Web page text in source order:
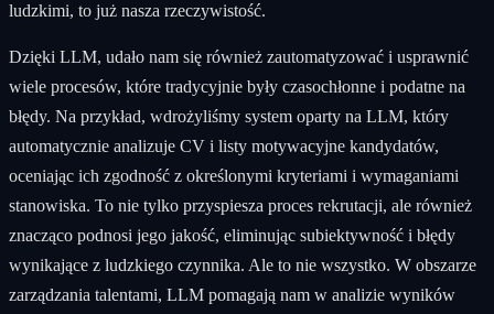
ludzkimi, to już nasza rzeczywistość.
Dzięki LLM, udało nam się również zautomatyzować i usprawnić
wiele procesów, które tradycyjnie były czasochłonne i podatne na
błędy. Na przykład, wdrożyliśmy system oparty na LLM, który
automatycznie analizuje CV i listy motywacyjne kandydatów,
oceniając ich zgodność z określonymi kryteriami i wymaganiami
stanowiska. To nie tylko przyspiesza proces rekrutacji, ale również
znacząco podnosi jego jakość, eliminując subiektywność i błędy
wynikające z ludzkiego czynnika. Ale to nie wszystko. W obszarze
zarządzania talentami, LLM pomagają nam w analizie wyników